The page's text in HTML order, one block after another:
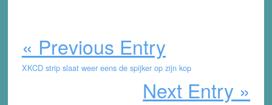
« Previous Entry
XKCD strip slaat weer eens de spijker op zijn kop
Next Entry »